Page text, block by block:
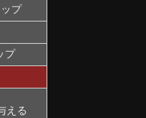
プ
プ
える